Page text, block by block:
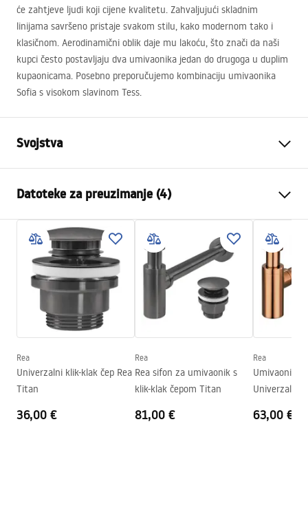
će zahtjeve ljudi koji cijene kvalitetu. Zahvaljujući skladnim
linijama savršeno pristaje svakom stilu, kako modernom tako i
klasičnom. Aerodinamični oblik daje mu lakoću, što znači da naši
kupci često postavljaju dva umivaonika jedan do drugoga u duplim
kupaonicama. Posebno preporučujemo kombinaciju umivaonika
Sofia s visokom slavinom Tess.
Svojstva
Materijal
Kaljeno staklo
Boja
Prozirno
Završetak
Sjajni
Duljina
400mm
Širina
400
Visina
165
Oblik
Otvor za slavinu
NE
Datoteke za preuzimanje (4)
Montažne upute
Basin.pdf
UMYWALKA CRISTAL 35 GREY - NABLATOWA.pdf
Deklaracja Właściwości Użytkowych
CRISTAL 35 GREY Deklaracja.pdf
Rea
Univerzalni klik-klak čep Rea
Titan
36,00 €
Rea
Rea sifon za umivaonik s
klik-klak čepom Titan
81,00 €
Rea
Umivaonik
Univerzalno
63,00 €